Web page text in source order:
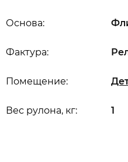
Вес рулона, кг: 1
Основа:
Помещение:
Фактура: